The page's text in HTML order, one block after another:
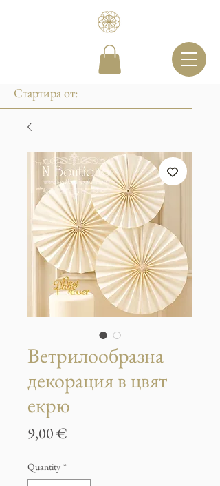
Стартира от:
Ветрилообразна
декорация в цвят
екрю
9,00 €
Quantity *